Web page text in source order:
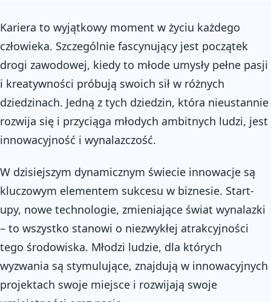
Kariera to wyjątkowy moment w życiu każdego
człowieka. Szczególnie fascynujący jest początek
drogi zawodowej, kiedy to młode umysły pełne pasji
i kreatywności próbują swoich sił w różnych
dziedzinach. Jedną z tych dziedzin, która nieustannie
rozwija się i przyciąga młodych ambitnych ludzi, jest
innowacyjność i wynalazczość.
W dzisiejszym dynamicznym świecie innowacje są
kluczowym elementem sukcesu w biznesie. Start-
upy, nowe technologie, zmieniające świat wynalazki
– to wszystko stanowi o niezwykłej atrakcyjności
tego środowiska. Młodzi ludzie, dla których
wyzwania są stymulujące, znajdują w innowacyjnych
projektach swoje miejsce i rozwijają swoje